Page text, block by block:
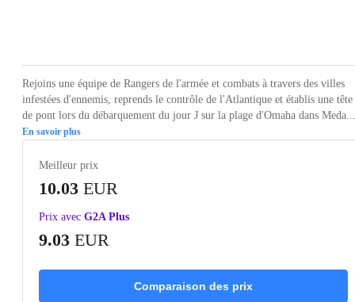
Rejoins une équipe de Rangers de l'armée et combats à travers des villes
infestées d'ennemis, reprends le contrôle de l'Atlantique et établis une tête
de pont lors du débarquement du jour J sur la plage d'Omaha dans Meda...
En savoir plus
Meilleur prix
10.03 EUR
Prix avec G2A Plus
9.03 EUR
Comparaison des prix